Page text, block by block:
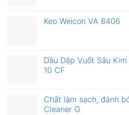
Keo Weicon VA 8406
Dầu Dập Vuốt Sâu
10 CF
Chất làm sạch, đánh
Cleaner G